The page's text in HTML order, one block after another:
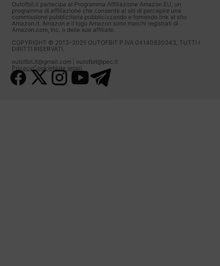
Outofbit.it partecipa al Programma Affiliazione Amazon EU, un
programma di affiliazione che consente ai siti di percepire una
commissione pubblicitaria pubblicizzando e fornendo link al sito
Amazon.it. Amazon e il logo Amazon sono marchi registrati di
Amazon.com, Inc. o delle sue affiliate.
COPYRIGHT © 2013-2025 OUTOFBIT P.IVA 04140830243, TUTTI I
DIRITTI RISERVATI.
outofbit.it@gmail.com | outofbit@pec.it
PrivacyCookieNote legali